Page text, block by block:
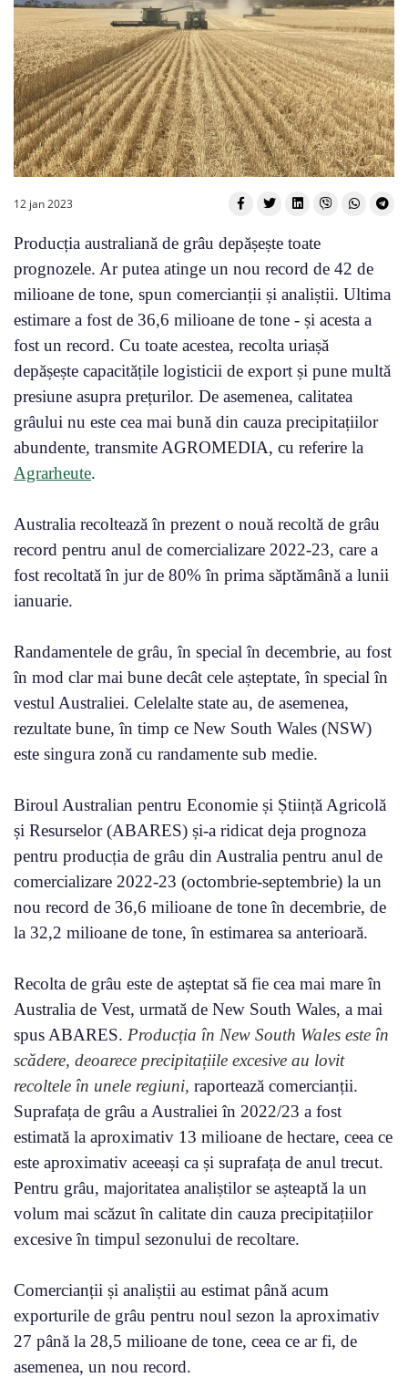
12 jan 2023
Producția australiană de grâu depășește toate
prognozele. Ar putea atinge un nou record de 42 de
milioane de tone, spun comercianții și analiștii. Ultima
estimare a fost de 36,6 milioane de tone - și acesta a
fost un record. Cu toate acestea, recolta uriașă
depășește capacitățile logisticii de export și pune multă
presiune asupra prețurilor. De asemenea, calitatea
grâului nu este cea mai bună din cauza precipitațiilor
abundente, transmite AGROMEDIA, cu referire la
Agrarheute.
Australia recoltează în prezent o nouă recoltă de grâu
record pentru anul de comercializare 2022-23, care a
fost recoltată în jur de 80% în prima săptămână a lunii
ianuarie.
Randamentele de grâu, în special în decembrie, au fost
în mod clar mai bune decât cele așteptate, în special în
vestul Australiei. Celelalte state au, de asemenea,
rezultate bune, în timp ce New South Wales (NSW)
este singura zonă cu randamente sub medie.
Biroul Australian pentru Economie și Știință Agricolă
și Resurselor (ABARES) și-a ridicat deja prognoza
pentru producția de grâu din Australia pentru anul de
comercializare 2022-23 (octombrie-septembrie) la un
nou record de 36,6 milioane de tone în decembrie, de
la 32,2 milioane de tone, în estimarea sa anterioară.
Recolta de grâu este de așteptat să fie cea mai mare în
Australia de Vest, urmată de New South Wales, a mai
spus ABARES. Producția în New South Wales este în
scădere, deoarece precipitațiile excesive au lovit
recoltele în unele regiuni, raportează comercianții.
Suprafața de grâu a Australiei în 2022/23 a fost
estimată la aproximativ 13 milioane de hectare, ceea ce
este aproximativ aceeași ca și suprafața de anul trecut.
Pentru grâu, majoritatea analiștilor se așteaptă la un
volum mai scăzut în calitate din cauza precipitațiilor
excesive în timpul sezonului de recoltare.
Comercianții și analiștii au estimat până acum
exporturile de grâu pentru noul sezon la aproximativ
27 până la 28,5 milioane de tone, ceea ce ar fi, de
asemenea, un nou record.